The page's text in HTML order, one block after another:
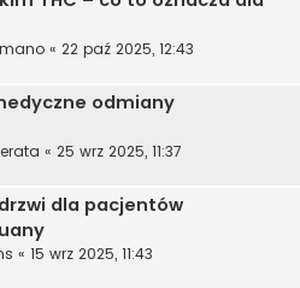
« 22 paź 2025, 12:43
odmiany
« 25 wrz 2025, 11:37
dla pacjentów
« 15 wrz 2025, 11:43